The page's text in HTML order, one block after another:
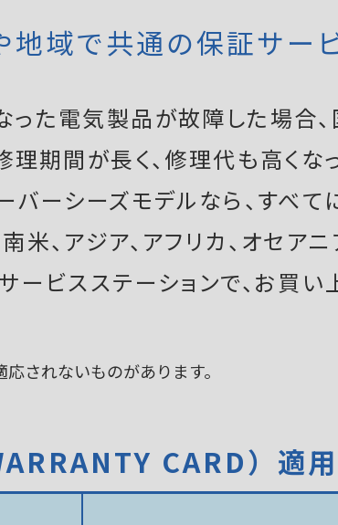
地域で共通の保証サー
った電気製品が故障した場合
期間が長く、修理代も高くな
バーシーズモデルなら、すべ
米、アジア、アフリカ、オセ
ービスステーションで、お買
されないものがあります。
CARD）適